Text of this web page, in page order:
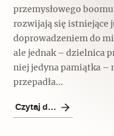
przemysłowego
rozwijają się istniejące
doprowadzeniem do
ale jednak – dzielnica
niej jedyna pamiątka –
przepadła...
Czytaj dalej